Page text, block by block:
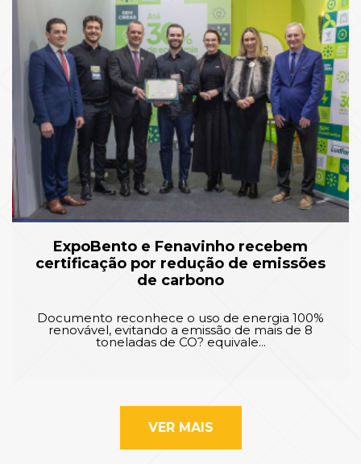
ExpoBento e Fenavinho recebem
certificação por redução de emissões
de carbono
Documento reconhece o uso de energia 100%
renovável, evitando a emissão de mais de 8
toneladas de CO? equivale...
VER MAIS